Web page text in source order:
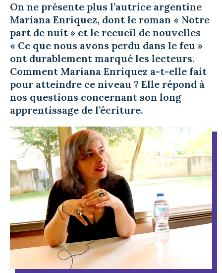
On ne présente plus l’autrice argentine
Mariana Enriquez, dont le roman « Notre
part de nuit » et le recueil de nouvelles
« Ce que nous avons perdu dans le feu »
ont durablement marqué les lecteurs.
Comment Mariana Enriquez a-t-elle fait
pour atteindre ce niveau ? Elle répond à
nos questions concernant son long
apprentissage de l’écriture.